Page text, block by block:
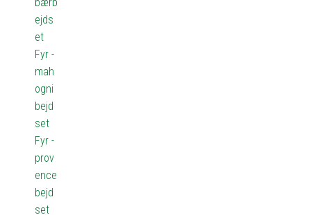
ejds
et
Fyr -
mah
ogni
bejd
set
Fyr -
prov
ence
bejd
set